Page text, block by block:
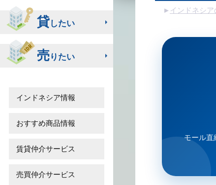
貸したい
売りたい
インドネシア情報
おすすめ商品情報
賃貸仲介サービス
売買仲介サービス
インドネシ
モール直